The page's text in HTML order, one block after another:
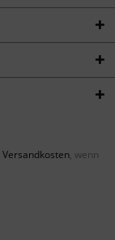
Versandkosten, wenn